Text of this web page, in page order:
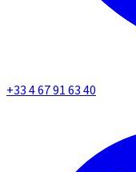
+33 4 67 91 63 40